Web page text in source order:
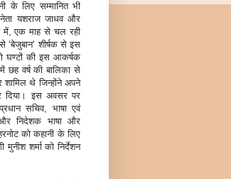
के लिए सम्मानित भी
यशराज जाधव और
में, एक माह से चल रही
‘बेजुबान‘ शीर्षक से इस
घण्टों की इस आकर्षक
छह वर्ष की बालिका से
थे जिन्होंने अपने
दिया। इस अवसर पर
सचिव, भाषा एवं
निदेशक भाषा और
को कहानी के लिए
शर्मा को निर्देशन